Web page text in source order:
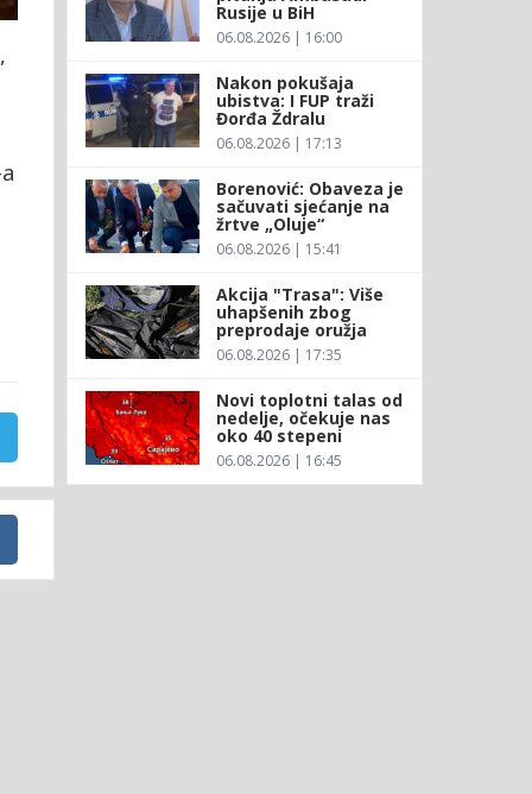
Rusije u BiH
06.08.2026 | 16:00
Nakon pokušaja
ubistva: I FUP traži
Đorđa Ždralu
06.08.2026 | 17:13
Borenović: Obaveza je
sačuvati sjećanje na
žrtve „Oluje“
06.08.2026 | 15:41
Akcija "Trasa": Više
uhapšenih zbog
preprodaje oružja
06.08.2026 | 17:35
Novi toplotni talas od
nedelje, očekuje nas
oko 40 stepeni
06.08.2026 | 16:45